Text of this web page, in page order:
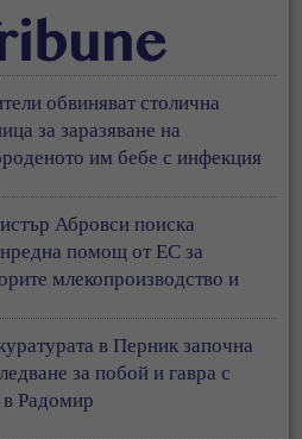
обвиняват столична
за заразяване на
им бебе с инфекция
Абровси поиска
помощ от ЕС за
млекопроизводство и
в Перник започна
за побой и гавра с
в Радомир